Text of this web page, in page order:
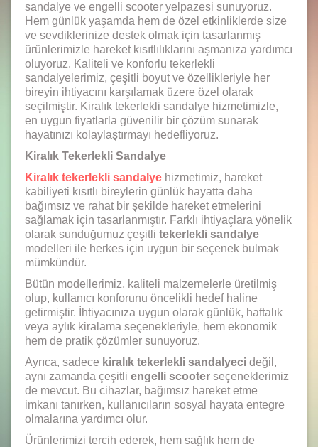
sandalye ve engelli scooter yelpazesi sunuyoruz.
Hem günlük yaşamda hem de özel etkinliklerde size
ve sevdiklerinize destek olmak için tasarlanmış
ürünlerimizle hareket kısıtlılıklarını aşmanıza yardımcı
oluyoruz. Kaliteli ve konforlu tekerlekli
sandalyelerimiz, çeşitli boyut ve özellikleriyle her
bireyin ihtiyacını karşılamak üzere özel olarak
seçilmiştir. Kiralık tekerlekli sandalye hizmetimizle,
en uygun fiyatlarla güvenilir bir çözüm sunarak
hayatınızı kolaylaştırmayı hedefliyoruz.
Kiralık Tekerlekli Sandalye
Kiralık tekerlekli sandalye hizmetimiz, hareket
kabiliyeti kısıtlı bireylerin günlük hayatta daha
bağımsız ve rahat bir şekilde hareket etmelerini
sağlamak için tasarlanmıştır. Farklı ihtiyaçlara yönelik
olarak sunduğumuz çeşitli tekerlekli sandalye
modelleri ile herkes için uygun bir seçenek bulmak
mümkündür.
Bütün modellerimiz, kaliteli malzemelerle üretilmiş
olup, kullanıcı konforunu öncelikli hedef haline
getirmiştir. İhtiyacınıza uygun olarak günlük, haftalık
veya aylık kiralama seçenekleriyle, hem ekonomik
hem de pratik çözümler sunuyoruz.
Ayrıca, sadece kiralık tekerlekli sandalyeci değil,
aynı zamanda çeşitli engelli scooter seçeneklerimiz
de mevcut. Bu cihazlar, bağımsız hareket etme
imkanı tanırken, kullanıcıların sosyal hayata entegre
olmalarına yardımcı olur.
Ürünlerimizi tercih ederek, hem sağlık hem de